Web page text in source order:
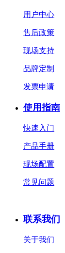
用户中心
售后政策
现场支持
品牌定制
发票申请
使用指南
快速入门
产品手册
现场配置
常见问题
联系我们
关于我们